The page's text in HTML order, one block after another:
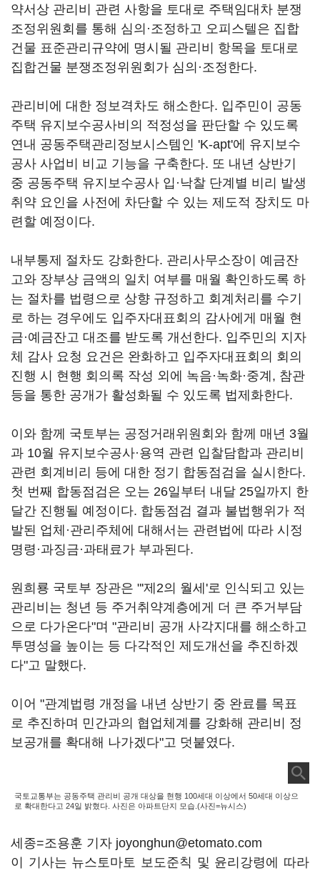
약서상 관리비 관련 사항을 토대로 주택임대차 분쟁
조정위원회를 통해 심의·조정하고 오피스텔은 집합
건물 표준관리규약에 명시될 관리비 항목을 토대로
집합건물 분쟁조정위원회가 심의·조정한다.
관리비에 대한 정보격차도 해소한다. 입주민이 공동
주택 유지보수공사비의 적정성을 판단할 수 있도록
연내 공동주택관리정보시스템인 'K-apt'에 유지보수
공사 사업비 비교 기능을 구축한다. 또 내년 상반기
중 공동주택 유지보수공사 입·낙찰 단계별 비리 발생
취약 요인을 사전에 차단할 수 있는 제도적 장치도 마
련할 예정이다.
내부통제 절차도 강화한다. 관리사무소장이 예금잔
고와 장부상 금액의 일치 여부를 매월 확인하도록 하
는 절차를 법령으로 상향 규정하고 회계처리를 수기
로 하는 경우에도 입주자대표회의 감사에게 매월 현
금·예금잔고 대조를 받도록 개선한다. 입주민의 지자
체 감사 요청 요건은 완화하고 입주자대표회의 회의
진행 시 현행 회의록 작성 외에 녹음·녹화·중계, 참관
등을 통한 공개가 활성화될 수 있도록 법제화한다.
이와 함께 국토부는 공정거래위원회와 함께 매년 3월
과 10월 유지보수공사·용역 관련 입찰담합과 관리비
관련 회계비리 등에 대한 정기 합동점검을 실시한다.
첫 번째 합동점검은 오는 26일부터 내달 25일까지 한
달간 진행될 예정이다. 합동점검 결과 불법행위가 적
발된 업체·관리주체에 대해서는 관련법에 따라 시정
명령·과징금·과태료가 부과된다.
원희룡 국토부 장관은 "'제2의 월세'로 인식되고 있는
관리비는 청년 등 주거취약계층에게 더 큰 주거부담
으로 다가온다"며 "관리비 공개 사각지대를 해소하고
투명성을 높이는 등 다각적인 제도개선을 추진하겠
다"고 말했다.
이어 "관계법령 개정을 내년 상반기 중 완료를 목표
로 추진하며 민간과의 협업체계를 강화해 관리비 정
보공개를 확대해 나가겠다"고 덧붙였다.
국토교통부는 공동주택 관리비 공개 대상을 현행 100세대 이상에서 50세대 이상으
로 확대한다고 24일 밝혔다. 사진은 아파트단지 모습.(사진=뉴시스)
세종=조용훈 기자 joyonghun@etomato.com
이 기사는 뉴스토마토 보도준칙 및 윤리강령에 따라